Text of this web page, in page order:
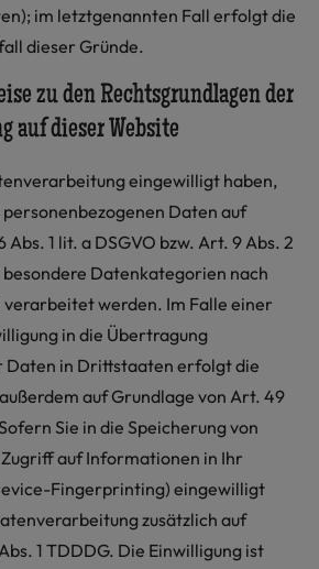
im letztgenannten Fall erfolgt die
dieser Gründe.
zu den Rechtsgrundlagen der
auf dieser Website
eingewilligt haben,
Daten auf
1 lit. a DSGVO bzw. Art. 9 Abs. 2
besondere Datenkategorien nach
verarbeitet werden. Im Falle einer
in die Übertragung
Daten in Drittstaaten erfolgt die
auf Grundlage von Art. 49
Sie in die Speicherung von
auf Informationen in Ihr
Fingerprinting) eingewilligt
zusätzlich auf
1 TDDDG. Die Einwilligung ist